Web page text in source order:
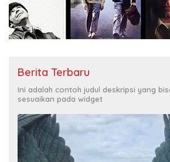
Berita Terbaru
Ini adalah contoh judul deskripsi yang
sesuaikan pada widget